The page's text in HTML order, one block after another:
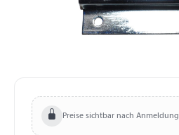
Preise sichtbar nach Anmeldung